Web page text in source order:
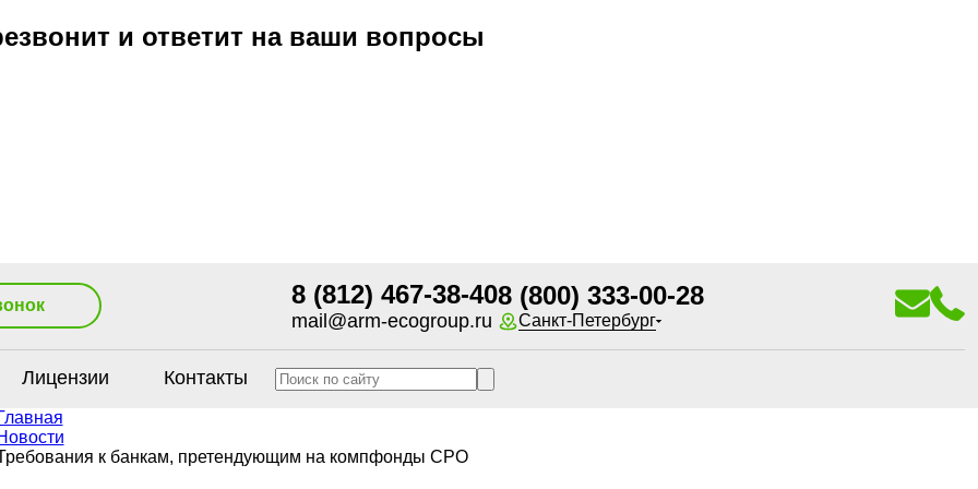
и ответит на ваши вопросы
8 (812) 467-38-40
mail@arm-ecogroup.ru
8 (800) 333-00-28
Санкт-Петербург
Лицензии Контакты
к банкам, претендующим на компфонды СРО